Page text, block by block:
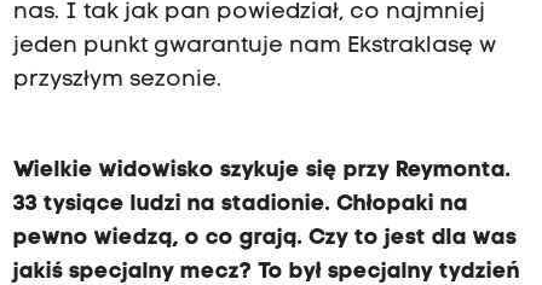
nas. I tak jak pan powiedział, co najmniej
jeden punkt gwarantuje nam Ekstraklasę w
przyszłym sezonie.
Wielkie widowisko szykuje się przy Reymonta.
33 tysiące ludzi na stadionie. Chłopaki na
pewno wiedzą, o co grają. Czy to jest dla was
jakiś specjalny mecz? To był specjalny tydzień